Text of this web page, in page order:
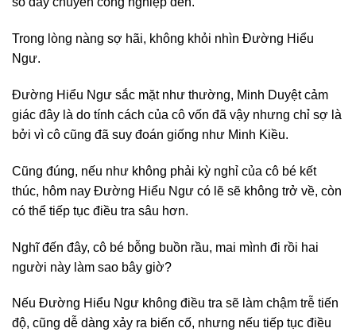
Trong lòng nàng sợ hãi, không khỏi nhìn Đường Hiểu
Ngư.
Đường Hiểu Ngư sắc mặt như thường, Minh Duyệt cảm
giác đây là do tính cách của cô vốn đã vậy nhưng chỉ sợ là
bởi vì cô cũng đã suy đoán giống như Minh Kiều.
Cũng đúng, nếu như không phải kỳ nghỉ của cô bé kết
thúc, hôm nay Đường Hiểu Ngư có lẽ sẽ không trở về, còn
có thể tiếp tục điều tra sâu hơn.
Nghĩ đến đây, cô bé bỗng buồn rầu, mai mình đi rồi hai
người này làm sao bây giờ?
Nếu Đường Hiểu Ngư không điều tra sẽ làm chậm trễ tiến
độ, cũng dễ dàng xảy ra biến cố, nhưng nếu tiếp tục điều